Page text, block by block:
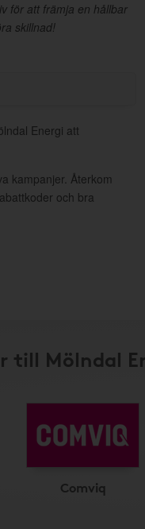
för att främja en hållbar
skillnad!
Energi att
kampanjer. Återkom
och bra
till Mölndal
Comviq